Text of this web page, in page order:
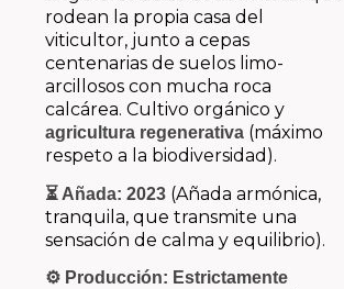
rodean la propia casa del
viticultor, junto a cepas
centenarias de suelos limo-
arcillosos con mucha roca
calcárea. Cultivo orgánico y
agricultura regenerativa(máximo
respeto a la biodiversidad).
⏳ Añada: 2023(Añada armónica,
tranquila, que transmite una
sensación de calma y equilibrio).
⚙️ Producción: Estrictamente